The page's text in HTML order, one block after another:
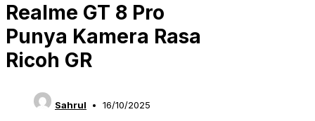
Realme GT 8 Pro
Punya Kamera Rasa
Ricoh GR
Sahrul 16/10/2025